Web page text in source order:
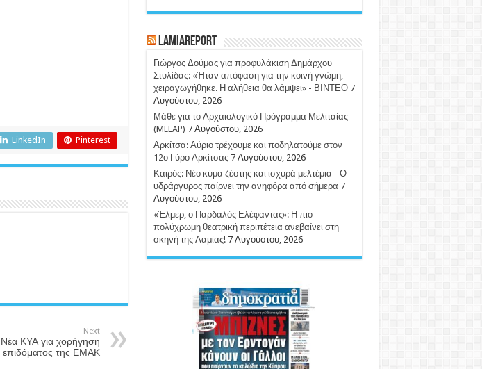
LinkedIn Pinterest
Next
Νέα ΚΥΑ για χορήγηση
επιδόματος της ΕΜΑΚ
LamiaReport
Γιώργος Δούμας για προφυλάκιση Δημάρχου
Στυλίδας: «Ήταν απόφαση για την κοινή γνώμη,
χειραγωγήθηκε. Η αλήθεια θα λάμψει» - ΒΙΝΤΕΟ 7
Αυγούστου, 2026
Μάθε για το Αρχαιολογικό Πρόγραμμα Μελιταίας
(MELAP) 7 Αυγούστου, 2026
Αρκίτσα: Αύριο τρέχουμε και ποδηλατούμε στον
12ο Γύρο Αρκίτσας 7 Αυγούστου, 2026
Καιρός: Νέο κύμα ζέστης και ισχυρά μελτέμια - Ο
υδράργυρος παίρνει την ανηφόρα από σήμερα 7
Αυγούστου, 2026
«Έλμερ, ο Παρδαλός Ελέφαντας»: Η πιο
πολύχρωμη θεατρική περιπέτεια ανεβαίνει στη
σκηνή της Λαμίας! 7 Αυγούστου, 2026